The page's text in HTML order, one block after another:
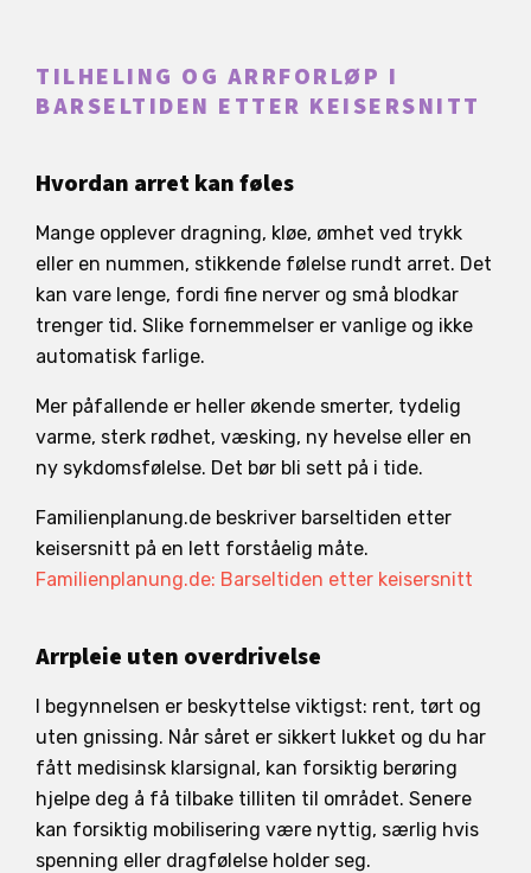
TILHELING OG ARRFORLØP I
BARSELTIDEN ETTER KEISERSNITT
Hvordan arret kan føles
Mange opplever dragning, kløe, ømhet ved trykk
eller en nummen, stikkende følelse rundt arret. Det
kan vare lenge, fordi fine nerver og små blodkar
trenger tid. Slike fornemmelser er vanlige og ikke
automatisk farlige.
Mer påfallende er heller økende smerter, tydelig
varme, sterk rødhet, væsking, ny hevelse eller en
ny sykdomsfølelse. Det bør bli sett på i tide.
Familienplanung.de beskriver barseltiden etter
keisersnitt på en lett forståelig måte.
Familienplanung.de: Barseltiden etter keisersnitt
Arrpleie uten overdrivelse
I begynnelsen er beskyttelse viktigst: rent, tørt og
uten gnissing. Når såret er sikkert lukket og du har
fått medisinsk klarsignal, kan forsiktig berøring
hjelpe deg å få tilbake tilliten til området. Senere
kan forsiktig mobilisering være nyttig, særlig hvis
spenning eller dragfølelse holder seg.